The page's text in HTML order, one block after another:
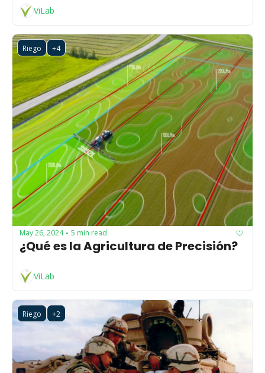
ViLab
Riego +4
May 26, 2024 • 5 min read
¿Qué es la Agricultura de Precisión?
ViLab
Riego +2